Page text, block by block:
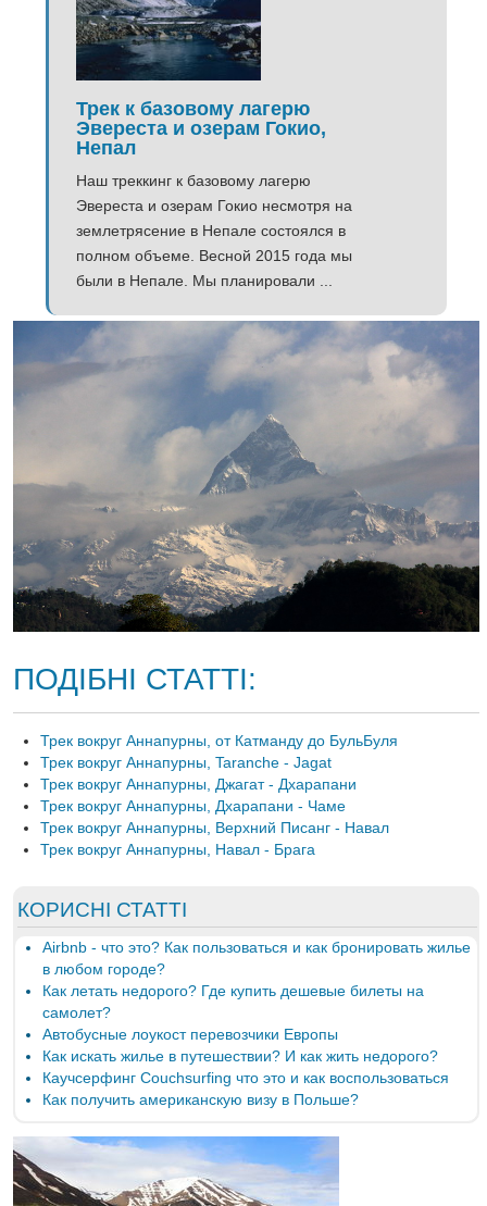
Трек к базовому лагерю
Эвереста и озерам Гокио,
Непал
Наш треккинг к базовому лагерю
Эвереста и озерам Гокио несмотря на
землетрясение в Непале состоялся в
полном объеме. Весной 2015 года мы
были в Непале. Мы планировали ...
ПОДІБНІ СТАТТІ:
Трек вокруг Аннапурны, от Катманду до БульБуля
Трек вокруг Аннапурны, Taranche - Jagat
Трек вокруг Аннапурны, Джагат - Дхарапани
Трек вокруг Аннапурны, Дхарапани - Чаме
Трек вокруг Аннапурны, Верхний Писанг - Навал
Трек вокруг Аннапурны, Навал - Брага
КОРИСНІ СТАТТІ
Airbnb - что это? Как пользоваться и как бронировать жилье
в любом городе?
Как летать недорого? Где купить дешевые билеты на
самолет?
Автобусные лоукост перевозчики Европы
Как искать жилье в путешествии? И как жить недорого?
Каучсерфинг Couchsurfing что это и как воспользоваться
Как получить американскую визу в Польше?